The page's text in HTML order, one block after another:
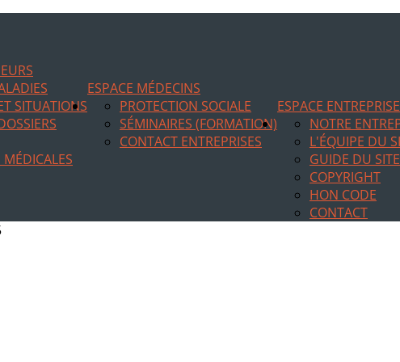
ESPACE MÉDECINS
SITUATIONS
ESPACE
PROTECTION SOCIALE
SÉMINAIRES (FORMATION)
CONTACT ENTREPRISES
NOTRE
L'ÉQUIPE DU
GUIDE DU SITE
COPYRIGHT
HON CODE
CONTACT